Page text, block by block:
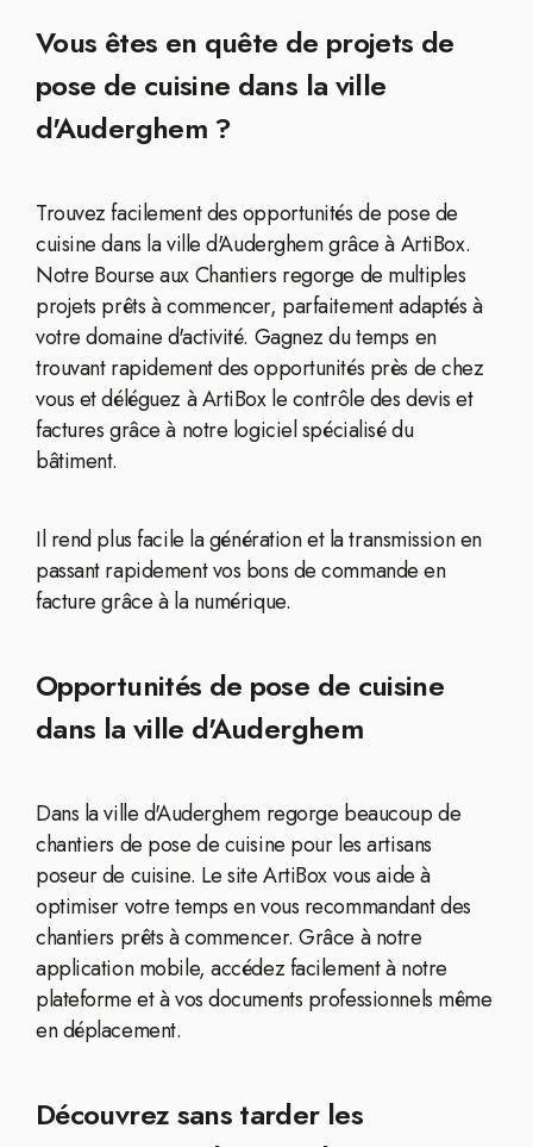
Vous êtes en quête de projets de
pose de cuisine dans la ville
d'Auderghem ?
Trouvez facilement des opportunités de pose de
cuisine dans la ville d'Auderghem grâce à ArtiBox.
Notre Bourse aux Chantiers regorge de multiples
projets prêts à commencer, parfaitement adaptés à
votre domaine d'activité. Gagnez du temps en
trouvant rapidement des opportunités près de chez
vous et déléguez à ArtiBox le contrôle des devis et
factures grâce à notre logiciel spécialisé du
bâtiment.
Il rend plus facile la génération et la transmission en
passant rapidement vos bons de commande en
facture grâce à la numérique.
Opportunités de pose de cuisine
dans la ville d'Auderghem
Dans la ville d'Auderghem regorge beaucoup de
chantiers de pose de cuisine pour les artisans
poseur de cuisine. Le site ArtiBox vous aide à
optimiser votre temps en vous recommandant des
chantiers prêts à commencer. Grâce à notre
application mobile, accédez facilement à notre
plateforme et à vos documents professionnels même
en déplacement.
Découvrez sans tarder les